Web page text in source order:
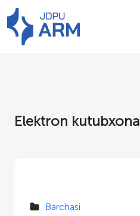
Elektron kutubxona
Barchasi